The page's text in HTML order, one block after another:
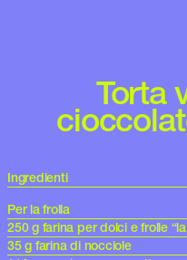
Torta
Ingredienti
Per la frolla
250 g farina per dolci e frolle
35 g farina di nocciole